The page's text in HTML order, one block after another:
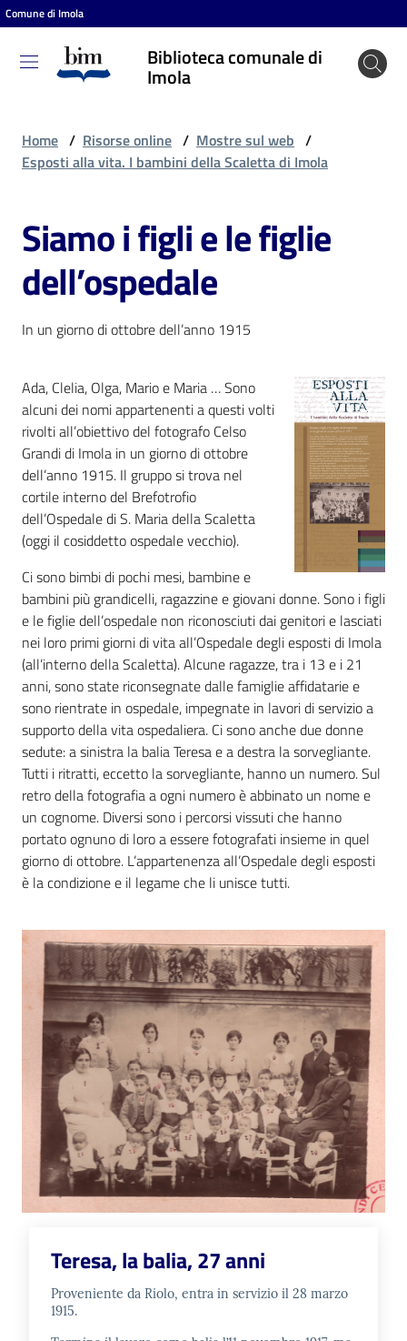
Vai al contenuto
Vai alla navigazione
Vai al footer
Comune di Imola
Biblioteca comunale di
Imola
Biblioteca
comunale
Cosa
puoi
fare
Scopri
i
contenuti
Risorse
online
Casa
Piani
Archivio
storico
Decentrate
Patto
per
lettura
Seguici
Catalogo
Eventi
Home / Risorse online / Mostre sul web /
Esposti alla vita. I bambini della Scaletta di Imola
Siamo i figli e le figlie
dell’ospedale
In un giorno di ottobre dell’anno 1915
Ada, Clelia, Olga, Mario e Maria … Sono
alcuni dei nomi appartenenti a questi volti
rivolti all’obiettivo del fotografo Celso
Grandi di Imola in un giorno di ottobre
dell’anno 1915. Il gruppo si trova nel
cortile interno del Brefotrofio
dell’Ospedale di S. Maria della Scaletta
(oggi il cosiddetto ospedale vecchio).
Ci sono bimbi di pochi mesi, bambine e
bambini più grandicelli, ragazzine e giovani donne. Sono i figli
e le figlie dell’ospedale non riconosciuti dai genitori e lasciati
nei loro primi giorni di vita all’Ospedale degli esposti di Imola
(all’interno della Scaletta). Alcune ragazze, tra i 13 e i 21
anni, sono state riconsegnate dalle famiglie affidatarie e
sono rientrate in ospedale, impegnate in lavori di servizio a
supporto della vita ospedaliera. Ci sono anche due donne
sedute: a sinistra la balia Teresa e a destra la sorvegliante.
Tutti i ritratti, eccetto la sorvegliante, hanno un numero. Sul
retro della fotografia a ogni numero è abbinato un nome e
un cognome. Diversi sono i percorsi vissuti che hanno
portato ognuno di loro a essere fotografati insieme in quel
giorno di ottobre. L’appartenenza all’Ospedale degli esposti
è la condizione e il legame che li unisce tutti.
Teresa, la balia, 27 anni
Proveniente da Riolo, entra in servizio il 28 marzo
1915.